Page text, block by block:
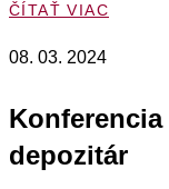
ČÍTAŤ VIAC
08. 03. 2024
depozitár